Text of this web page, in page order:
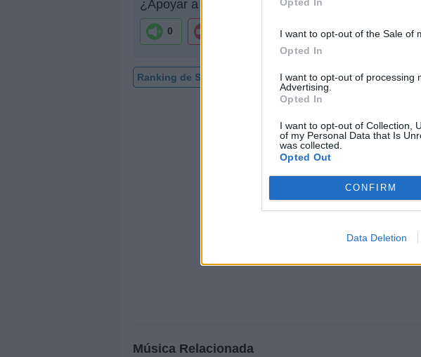
I want to opt-out of the Sale of
Opted In
I want to opt-out of processing
Advertising.
Opted In
I want to opt-out of Collection,
of my Personal Data that Is
was collected.
Opted Out
CONFIRM
Data Deletion
¿Apoyar a Sanalejo?
0
Ranking de Sanalejo TOP Música
Música Relacionada